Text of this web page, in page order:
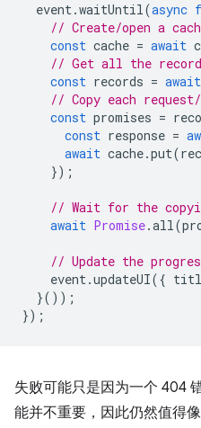
event.waitUntil(async
// Create/open a
const cache = await
// Get all the
const records = await
// Copy each
const promises =
const response =
await cache.put(
});
// Wait for the
await Promise.all(
// Update the
event.updateUI({
}());
});
失败可能只是因为一个 404
能并不重要，因此仍然值得